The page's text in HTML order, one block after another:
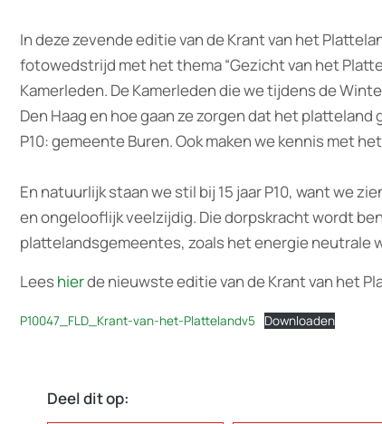
In deze zevende editie van de Krant van het
fotowedstrijd met het thema “Gezicht van het
Kamerleden. De Kamerleden die we tijdens de
Den Haag en hoe gaan ze zorgen dat het
P10: gemeente Buren. Ook maken we kennis met
En natuurlijk staan we stil bij 15 jaar P10, want we
en ongelooflijk veelzijdig. Die dorpskracht wordt
plattelandsgemeentes, zoals het energie neutrale
Leeshierde nieuwste editie van de Krant van het
P10047_FLD_Krant-van-het-Plattelandv5 Downloaden
Deel dit op: